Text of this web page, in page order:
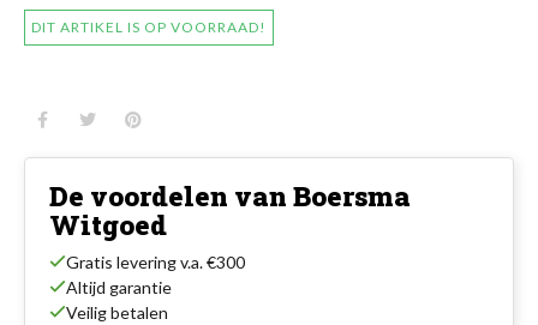
DIT ARTIKEL IS OP VOORRAAD!
De voordelen van Boersma
Witgoed
Gratis levering v.a. €300
Altijd garantie
Veilig betalen